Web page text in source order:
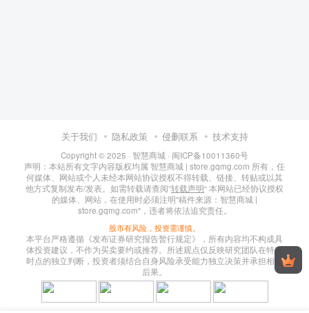
关于我们 隐私政策 侵删联系 技术支持
Copyright © 2025 · 智慧商城 · 闽ICP备10011360号
声明：本站所有文字内容版权均属 智慧商城 | store.gqmg.com 所有，任
何媒体、网站或个人未经本网站协议授权不得转载、链接、转贴或以其
他方式复制发布/发表。如需转载请查阅”转载声明“ 本网站已经协议授权
的媒体、网站，在使用时必须注明"稿件来源：智慧商城 |
store.gqmg.com"，违者将依法追究责任。
股市有风险，投资需谨慎。
本平台严格遵循《发布证券研究报告暂行规定》，所有内容均不构成具
体投资建议，不作为买卖要约或推荐。所述观点仅反映研究团队在特定
时点的独立判断，投资者须结合自身风险承受能力独立决策并承担相应
后果。